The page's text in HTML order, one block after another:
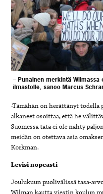
– Punainen merkintä
ilmastolle, sanoo Marcus
-Tämähän on herättänyt todella
alkaneet osoittaa, että he
Suomessa tätä ei ole nähty
meidän on otettava asia
Korkman.
Levisi nopeasti
Joulukuun puolivälissä tasa-